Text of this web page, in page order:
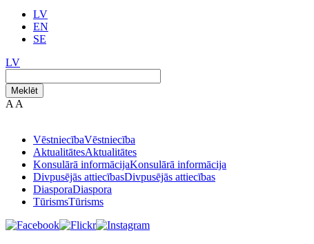
LV
EN
SE
LV
Meklēt
A A
VēstniecībaVēstniecība
AktualitātesAktualitātes
Konsulārā informācijaKonsulārā informācija
Divpusējās attiecībasDivpusējās attiecības
DiasporaDiaspora
TūrismsTūrisms